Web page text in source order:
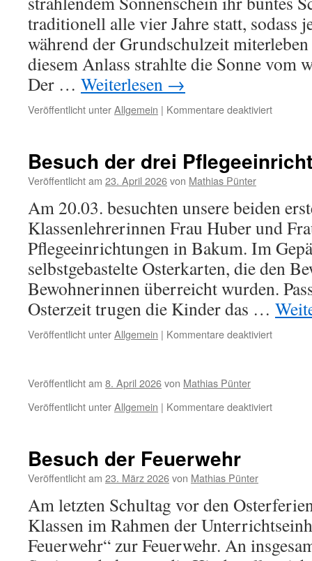
traditionell alle vier Jahre statt, sodass
während der Grundschulzeit miterleben
diesem Anlass strahlte die Sonne vom
Der … Weiterlesen →
Veröffentlicht unterAllgemein | Kommentare deaktiviertfür
Schulfest
Besuch der drei
Veröffentlicht am 23. April 2026von Mathias Pünter
Am 20.03. besuchten unsere beiden
Klassenlehrerinnen Frau Huber und
Pflegeeinrichtungen in Bakum. Im
selbstgebastelte Osterkarten, die den
Bewohnerinnen überreicht wurden.
Osterzeit trugen die Kinder das …
Veröffentlicht unterAllgemein | Kommentare deaktiviertfür
in
Veröffentlicht am 8. April 2026von Mathias Pünter
Veröffentlicht unterAllgemein | Kommentare deaktiviertfür
Besuch der Feuerwehr
Veröffentlicht am 23. März 2026von Mathias Pünter
Am letzten Schultag vor den
Klassen im Rahmen der
Feuerwehr“ zur Feuerwehr. An